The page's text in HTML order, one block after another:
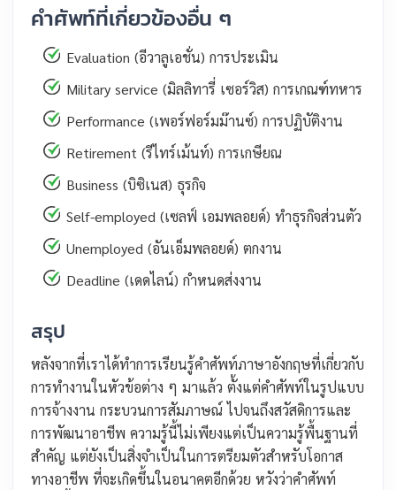
คำศัพท์ที่เกี่ยวข้องอื่น ๆ
Evaluation (อีวาลูเอชั่น) การประเมิน
Military service (มิลลิทารี่ เซอร์วิส) การเกณฑ์ทหาร
Performance (เพอร์ฟอร์มม๊านซ์) การปฏิบัติงาน
Retirement (รีไทร์เม้นท์) การเกษียณ
Business (บิซิเนส) ธุรกิจ
Self-employed (เซลฟ์ เอมพลอยด์) ทำธุรกิจส่วนตัว
Unemployed (อันเอ็มพลอยด์) ตกงาน
Deadline (เดดไลน์) กำหนดส่งงาน
สรุป
หลังจากที่เราได้ทำการเรียนรู้คำศัพท์ภาษาอังกฤษที่เกี่ยวกับ
การทำงานในหัวข้อต่าง ๆ มาแล้ว ตั้งแต่คำศัพท์ในรูปแบบ
การจ้างงาน กระบวนการสัมภาษณ์ ไปจนถึงสวัสดิการและ
การพัฒนาอาชีพ ความรู้นี้ไม่เพียงแต่เป็นความรู้พื้นฐานที่
สำคัญ แต่ยังเป็นสิ่งจำเป็นในการตรียมตัวสำหรับโอกาส
ทางอาชีพ ที่จะเกิดขึ้นในอนาคตอีกด้วย หวังว่าคำศัพท์